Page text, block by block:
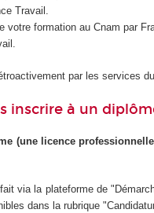
Travail.
votre formation au Cnam par
par les services
inscrire à un
(une licence
via la plateforme de
dans la rubrique